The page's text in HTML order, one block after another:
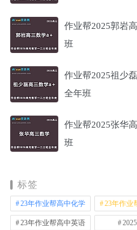
作业帮2025郭岩
班
作业帮2025祖少
全年班
作业帮2025张华
班
标签
23年作业帮高中化学 23年作业
23年作业帮高中英语